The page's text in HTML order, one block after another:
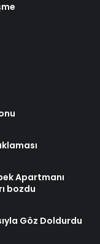
Apartmanı
bozdu
Göz Doldurdu